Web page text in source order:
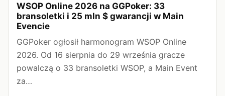
WSOP Online 2026 na GGPoker: 33
bransoletki i 25 mln $ gwarancji w Main
Evencie
GGPoker ogłosił harmonogram WSOP Online
2026. Od 16 sierpnia do 29 września gracze
powalczą o 33 bransoletki WSOP, a Main Event
za…